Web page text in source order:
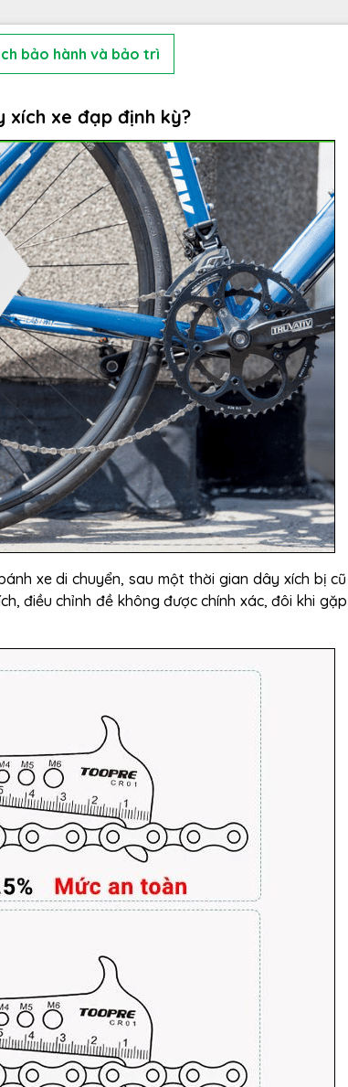
bảo hành và bảo trì
xe đạp định kỳ?
xe di chuyển, sau một thời gian dây xích bị cũ
điều chỉnh đề không được chính xác, đôi khi gặp